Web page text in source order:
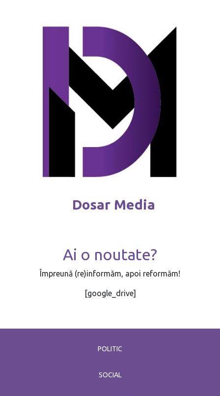
Reguli noi pentru deținătorii de câini
februarie 4 / 2026
Dosar Media
Ai o noutate?
Împreună (re)informăm, apoi reformăm!
[google_drive]
POLITIC
SOCIAL